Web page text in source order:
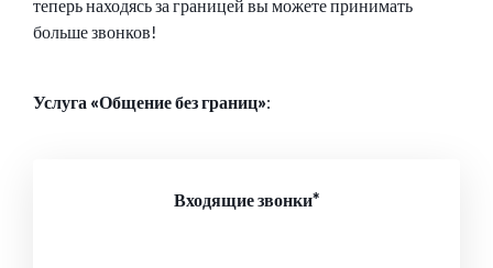
теперь находясь за границей вы можете принимать
больше звонков!
Услуга «Общение без границ»:
Входящие звонки*